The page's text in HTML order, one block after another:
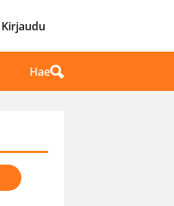
Kirjaudu
Hae